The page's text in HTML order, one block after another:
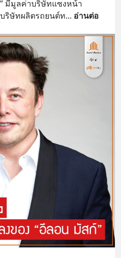
มีมูลค่าบริษัทแซงหน้า
ริษัทผลิตรถยนต์ท... อ่านต่อ